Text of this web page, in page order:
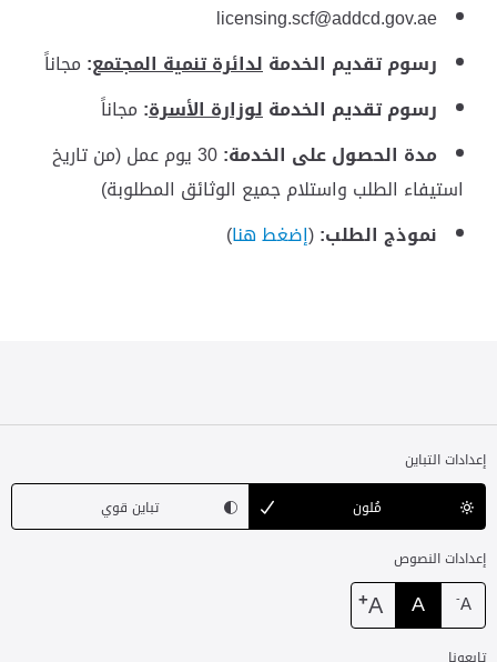
licensing.scf@addcd.gov.ae
رسوم تقديم الخدمةلدائرة تنمية المجتمع: مجاناً
رسوم تقديم الخدمةلوزارةالأسرة: مجاناً
مدة الحصول على الخدمة:
30 يوم عمل (من تاريخ
استيفاء الطلب واستلام جميع الوثائق المطلوبة)
نموذج الطلب:(إضغط هنا)
إعدادات التباين
مُلون
تباين قوي
إعدادات النصوص
A
-
A
A
+